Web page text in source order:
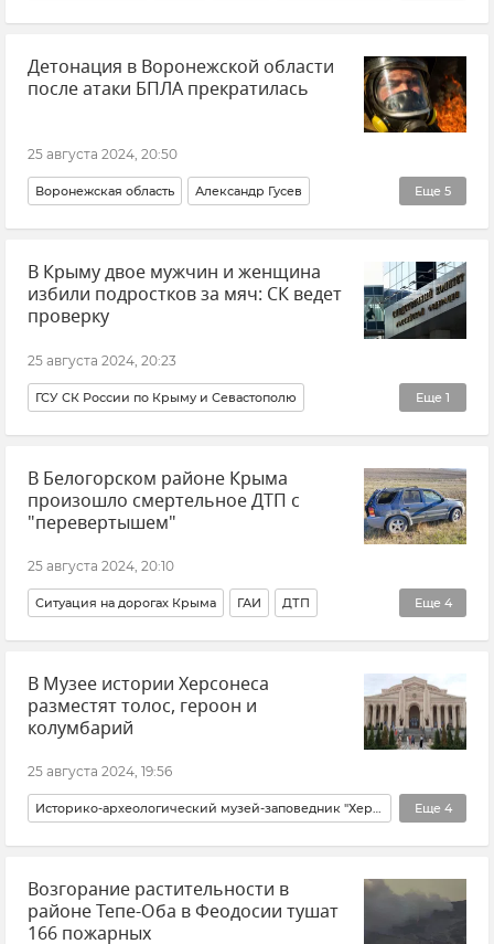
Феодосия Коктебель Орджоникидзе
Происшествия
Детонация в Воронежской области
после атаки БПЛА прекратилась
25 августа 2024, 20:50
Еще 5
Воронежская область Александр Гусев
Происшествия Беспилотник (БПЛА, дрон)
Обстрелы ВСУ ВСУ (Вооруженные силы Украины)
Новости
В Крыму двое мужчин и женщина
избили подростков за мяч: СК ведет
проверку
25 августа 2024, 20:23
Еще 1
ГСУ СК России по Крыму и Севастополю
СК РФ (Следственный комитет Российской Федерации)
В Белогорском районе Крыма
произошло смертельное ДТП с
"перевертышем"
25 августа 2024, 20:10
Еще 4
Ситуация на дорогах Крыма ГАИ ДТП
ДТП в Крыму и Севастополе Крым
Происшествия Новости Крыма
В Музее истории Херсонеса
разместят толос, героон и
колумбарий
25 августа 2024, 19:56
Еще 4
Историко-археологический музей-заповедник "Херсонес Таврический"
Херсонес Новый Херсонес Крым
Новости Крыма
Возгорание растительности в
районе Тепе-Оба в Феодосии тушат
166 пожарных